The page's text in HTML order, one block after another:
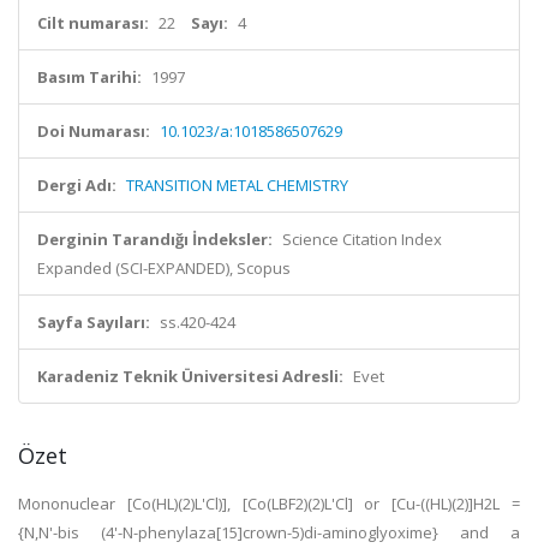
Cilt numarası: 22 Sayı: 4
Basım Tarihi: 1997
Doi Numarası: 10.1023/a:1018586507629
Dergi Adı: TRANSITION METAL CHEMISTRY
Derginin Tarandığı İndeksler: Science Citation Index
Expanded (SCI-EXPANDED), Scopus
Sayfa Sayıları: ss.420-424
Karadeniz Teknik Üniversitesi Adresli: Evet
Özet
Mononuclear [Co(HL)(2)L'Cl)], [Co(LBF2)(2)L'Cl] or [Cu-((HL)(2)]H2L =
{N,N'-bis (4'-N-phenylaza[15]crown-5)di-aminoglyoxime} and a